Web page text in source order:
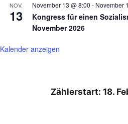
NOV.
13
November 13 @ 8:00 - November
Kongress für einen
November 2026
Kalender anzeigen
Zählerstart: 18.